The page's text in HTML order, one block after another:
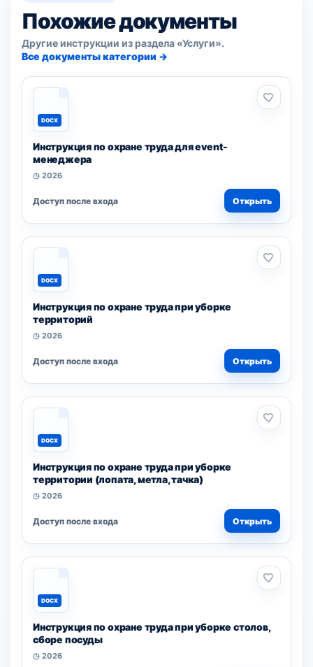
Похожие документы
Другие инструкции из раздела «Услуги».
Все документы категории →
DOCX
Инструкция по охране труда для event-
менеджера
◷ 2026
Доступ после входа Открыть
DOCX
Инструкция по охране труда при уборке
территорий
◷ 2026
Доступ после входа Открыть
DOCX
Инструкция по охране труда при уборке
территории (лопата, метла, тачка)
◷ 2026
Доступ после входа Открыть
DOCX
Инструкция по охране труда при уборке столов,
сборе посуды
◷ 2026